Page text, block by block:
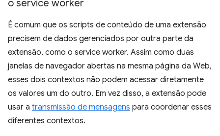
o service worker
É comum que os scripts de conteúdo de uma extensão
precisem de dados gerenciados por outra parte da
extensão, como o service worker. Assim como duas
janelas de navegador abertas na mesma página da Web,
esses dois contextos não podem acessar diretamente
os valores um do outro. Em vez disso, a extensão pode
usar a transmissão de mensagens para coordenar esses
diferentes contextos.